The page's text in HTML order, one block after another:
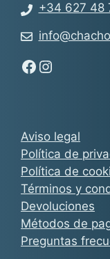
Aviso legal
Política de
Política de
Términos y
Devoluciones
Métodos de
Preguntas
+34 627 48
Síguenos en Facebook - Chachocarp
Síguenos en Instagram -